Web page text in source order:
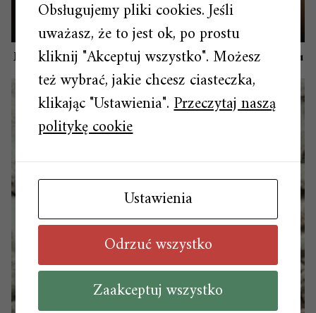
Magia figurkowych ozdób na świątecznym drzewku
Obsługujemy pliki cookies. Jeśli
uważasz, że to jest ok, po prostu
kliknij "Akceptuj wszystko". Możesz
też wybrać, jakie chcesz ciasteczka,
klikając "Ustawienia".Przeczytaj naszą
politykę cookie
Ustawienia
Odrzuć wszystko
Zaakceptuj wszystko